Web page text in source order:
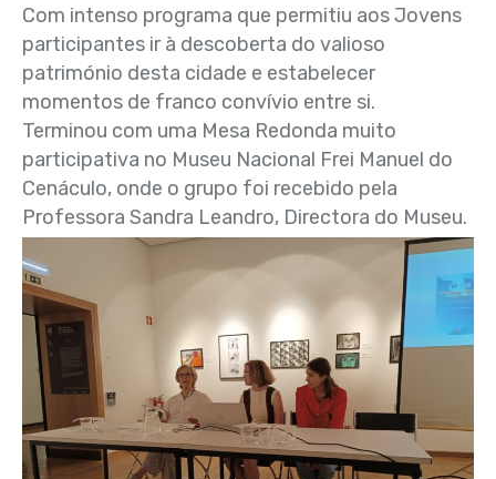
Com intenso programa que permitiu aos Jovens
participantes ir à descoberta do valioso
património desta cidade e estabelecer
momentos de franco convívio entre si.
Terminou com uma Mesa Redonda muito
participativa no Museu Nacional Frei Manuel do
Cenáculo, onde o grupo foi recebido pela
Professora Sandra Leandro, Directora do Museu.